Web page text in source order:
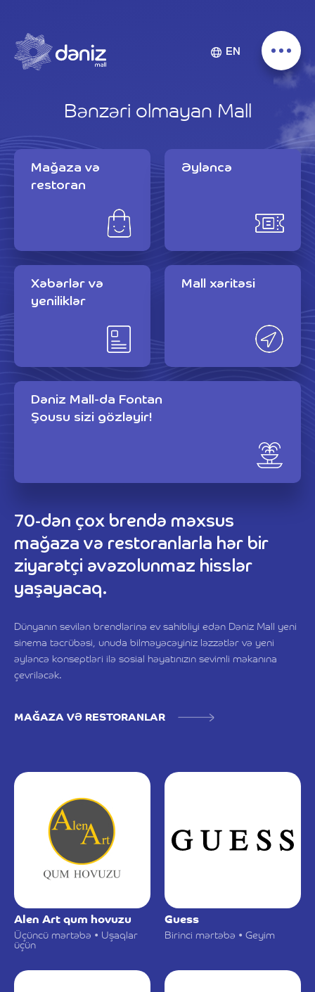
EN
Bənzəri olmayan Mall
Mağaza və
restoran
Əyləncə
Xəbərlər və
yeniliklər
Mall xəritəsi
Dəniz Mall-da Fontan
Şousu sizi gözləyir!
70-dən çox brendə məxsus
mağaza və restoranlarla hər bir
ziyarətçi əvəzolunmaz hisslər
yaşayacaq.
Dünyanın sevilən brendlərinə ev sahibliyi edən Dəniz Mall yeni
sinema təcrübəsi, unuda bilməyəcəyiniz ləzzətlər və yeni
əyləncə konseptləri ilə sosial həyatınızın sevimli məkanına
çevriləcək.
MAĞAZA VƏ RESTORANLAR
Alen Art qum hovuzu
Üçüncü mərtəbə • Uşaqlar
üçün
Guess
Birinci mərtəbə • Geyim